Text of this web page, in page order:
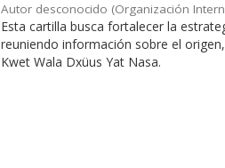
Autor desconocido (Organización
Esta cartilla busca fortalecer la
reuniendo información sobre el
Kwet Wala Dxüus Yat Nasa.